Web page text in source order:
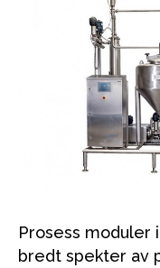
Prosess moduler
bredt spekter av